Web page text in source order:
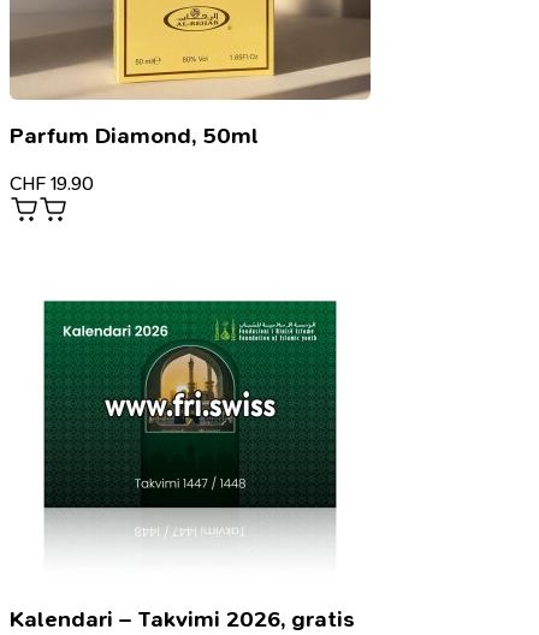
Parfum Diamond, 50ml
CHF 19.90
Kalendari – Takvimi 2026, gratis